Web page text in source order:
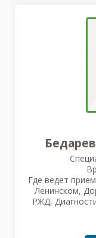
Где ведет
Ленинском,
РЖД,